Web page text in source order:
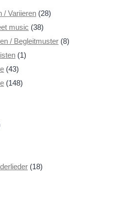
/ Variieren(28)
music (38)
/ Begleitmuster(8)
(1)
(43)
(148)
(18)